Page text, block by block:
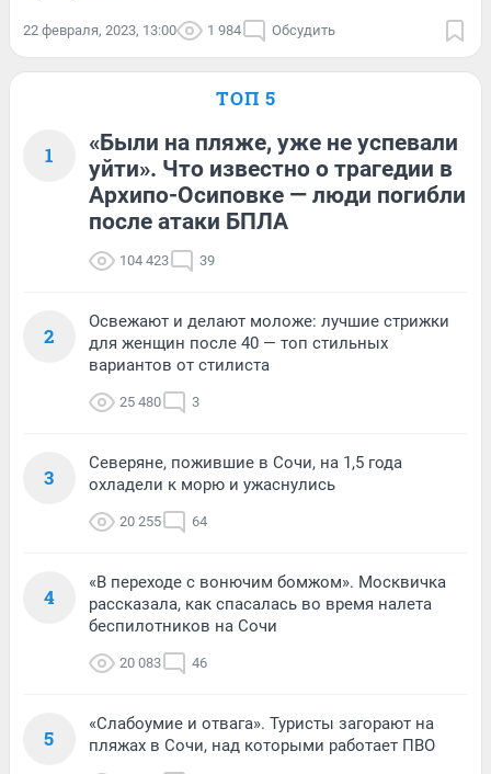
22 февраля, 2023, 13:00 1 984 Обсудить
ТОП 5
1
«Были на пляже, уже не успевали
уйти». Что известно о трагедии в
Архипо-Осиповке — люди погибли
после атаки БПЛА
104 423 39
2
Освежают и делают моложе: лучшие стрижки
для женщин после 40 — топ стильных
вариантов от стилиста
25 480 3
3
Северяне, пожившие в Сочи, на 1,5 года
охладели к морю и ужаснулись
20 255 64
4
«В переходе с вонючим бомжом». Москвичка
рассказала, как спасалась во время налета
беспилотников на Сочи
20 083 46
5
«Слабоумие и отвага». Туристы загорают на
пляжах в Сочи, над которыми работает ПВО